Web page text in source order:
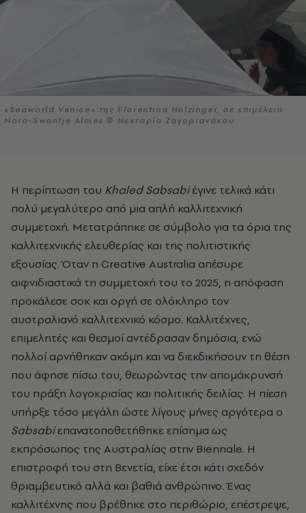
«Seaworld Venice» της Florentina Holzinger, σε επιμέλεια
Nora-Swantje Almes © Νεκταρία Ζαγοριανάκου
Η περίπτωση του Khaled Sabsabiέγινε τελικά κάτι
πολύ μεγαλύτερο από μια απλή καλλιτεχνική
συμμετοχή. Μετατράπηκε σε σύμβολο για τα όρια της
καλλιτεχνικής ελευθερίας και της πολιτιστικής
εξουσίας. Όταν η Creative Australia απέσυρε
αιφνιδιαστικά τη συμμετοχή του το 2025, η απόφαση
προκάλεσε σοκ και οργή σε ολόκληρο τον
αυστραλιανό καλλιτεχνικό κόσμο. Καλλιτέχνες,
επιμελητές και θεσμοί αντέδρασαν δημόσια, ενώ
πολλοί αρνήθηκαν ακόμη και να διεκδικήσουν τη θέση
που άφησε πίσω του, θεωρώντας την απομάκρυνσή
του πράξη λογοκρισίας και πολιτικής δειλίας. Η πίεση
υπήρξε τόσο μεγάλη ώστε λίγους μήνες αργότερα ο
Sabsabiεπανατοποθετήθηκε επίσημα ως
εκπρόσωπος της Αυστραλίας στην Biennale. Η
επιστροφή του στη Βενετία, είχε έτσι κάτι σχεδόν
θριαμβευτικό αλλά και βαθιά ανθρώπινο. Ένας
καλλιτέχνης που βρέθηκε στο περιθώριο, επέστρεψε,